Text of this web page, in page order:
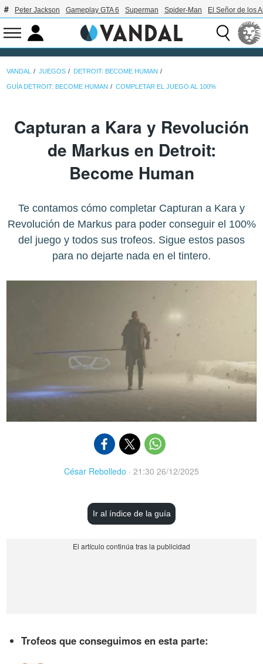
Peter Jackson Gameplay GTA 6 Superman Spider-Man El Señor de los
VANDAL JUEGOS DETROIT: BECOME HUMAN
GUÍA DETROIT: BECOME HUMAN COMPLETAR EL JUEGO AL 100%
Capturan a Kara y Revolución
de Markus en Detroit:
Become Human
Te contamos cómo completar Capturan a Kara y
Revolución de Markus para poder conseguir el 100%
del juego y todos sus trofeos. Sigue estos pasos
para no dejarte nada en el tintero.
César Rebolledo · 21:30 26/12/2025
Ir al índice de la guía
Trofeos que conseguimos en esta parte: